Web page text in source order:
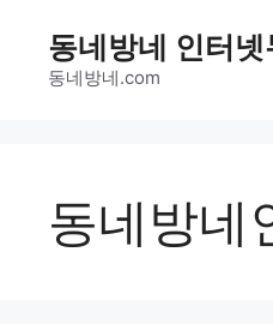
content
동네방네 인터넷
동네방네.com
동네방네